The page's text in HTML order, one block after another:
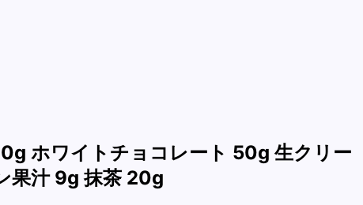
ホワイトチョコレート 50g 生クリー
果汁 9g 抹茶 20g